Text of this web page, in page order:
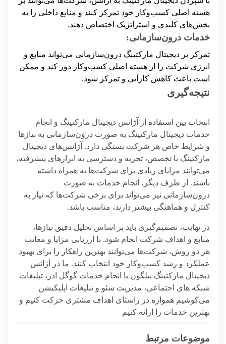
هسته اصلی کسب‌وکار خود تمرکز کنند و منابع داخلی را به
بخش‌های کلیدی و استراتژیک اختصاص دهند.
خدمات درون‌سازمانی:
تمرکز بر دیجیتال مارکتینگ درون‌سازمانی می‌تواند منابع و
انرژی شرکت را از هسته اصلی کسب‌وکار دور کند و ممکن
است باعث کاهش کارآیی و تمرکز شود.
نتیجه‌گیری
انتخاب بین استفاده از آژانس دیجیتال مارکتینگ و انجام
خدمات دیجیتال مارکتینگ به صورت درون‌سازمانی به نیازها
و شرایط خاص هر شرکت بستگی دارد. آژانس‌های دیجیتال
مارکتینگ با تخصص، تجربه و دسترسی به ابزارهای پیشرفته،
می‌توانند مزایای زیادی برای شرکت‌ها به همراه داشته
باشند. از طرف دیگر، انجام خدمات به صورت
درون‌سازمانی نیز می‌تواند برای برخی شرکت‌ها که نیاز به
کنترل و هماهنگی بیشتر دارند، مناسب باشد.
در نهایت، تصمیم‌گیری باید بر اساس تحلیل دقیق نیازها،
منابع و اهداف شرکت انجام شود. با ارزیابی مزایا و معایب
هر دو روش، شرکت‌ها می‌توانند بهترین راهکار را برای بهبود
عملکرد و رشد کسب‌وکار خود انتخاب کنند. ما در آژانس
دیجیتال مارکتینگ نیلگون با انجام خدمات گوگل ادز، تبلیغات
شبکه های اجتماعی، مدیریت سئو و تبلیغات اپلیکیشن
می‌کوشیم همواره در راستای اهداف مشتری حرکت کنیم و
بهترین خدمات را ارائه کنیم
موضوعات مرتبط